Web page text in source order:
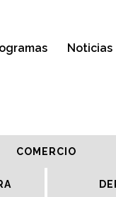
Noticias
COMERCIO